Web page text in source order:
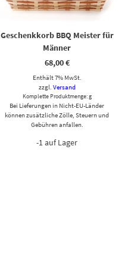
Geschenkkorb BBQ Meister für
Männer
68,00€
Enthält 7% MwSt.
zzgl. Versand
Komplette Produktmenge: g
Bei Lieferungen in Nicht-EU-Länder
können zusätzliche Zölle, Steuern und
Gebühren anfallen.
-1 auf Lager